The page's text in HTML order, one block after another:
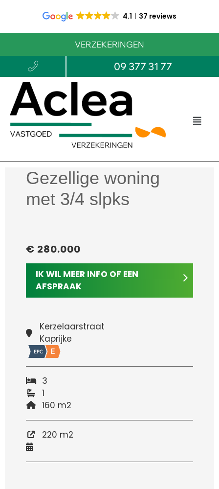
4.1 37 reviews
VERZEKERINGEN
09 377 31 77
Gezellige woning
met 3/4 slpks
€ 280.000
IK WIL MEER INFO OF EEN
AFSPRAAK
Kerzelaarstraat
Kaprijke
3
1
160 m2
220 m2